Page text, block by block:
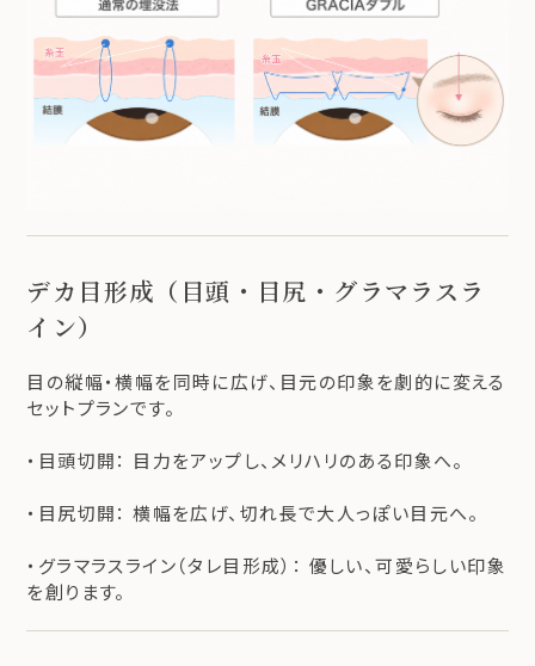
デカ目形成（目頭・目尻・グラマラスラ
イン）
目の縦幅・横幅を同時に広げ、目元の印象を劇的に変える
セットプランです。
・目頭切開： 目力をアップし、メリハリのある印象へ。
・目尻切開： 横幅を広げ、切れ長で大人っぽい目元へ。
・グラマラスライン（タレ目形成）： 優しい、可愛らしい印象
を創ります。